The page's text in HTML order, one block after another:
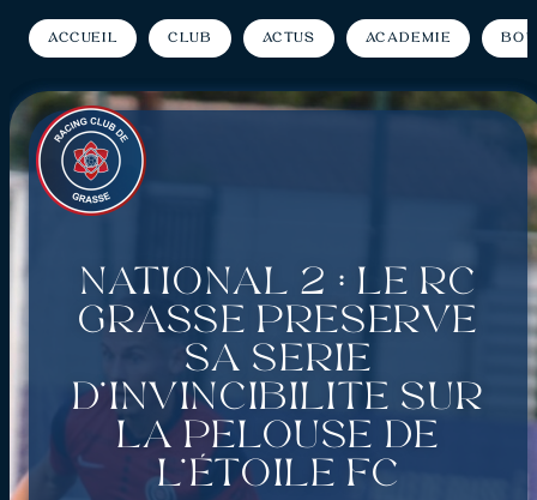
Accueil Club Actus Académie
National 2 : Le RC
Grasse préserve
sa série
d’invincibilité sur
la pelouse de
l’Étoile FC